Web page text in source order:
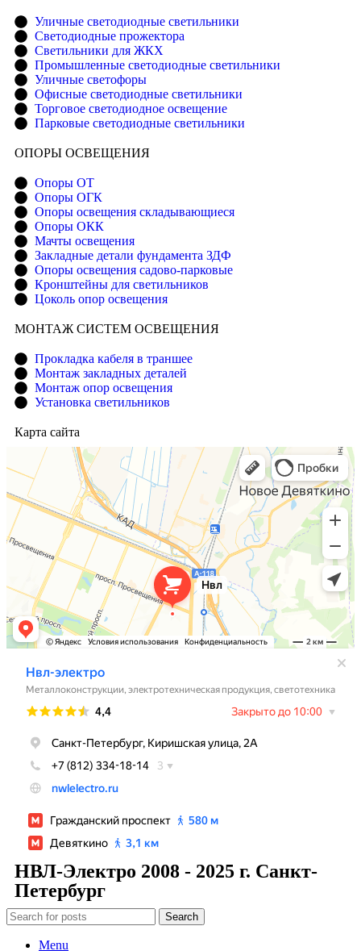
Уличные светодиодные светильники
Светодиодные прожектора
Светильники для ЖКХ
Промышленные светодиодные светильники
Уличные светофоры
Офисные светодиодные светильники
Торговое светодиодное освещение
Парковые светодиодные светильники
ОПОРЫ ОСВЕЩЕНИЯ
Опоры ОТ
Опоры ОГК
Опоры освещения складывающиеся
Опоры ОКК
Мачты освещения
Закладные детали фундамента ЗДФ
Опоры освещения садово-парковые
Кронштейны для светильников
Цоколь опор освещения
МОНТАЖ СИСТЕМ ОСВЕЩЕНИЯ
Прокладка кабеля в траншее
Монтаж закладных деталей
Монтаж опор освещения
Установка светильников
Карта сайта
НВЛ-Электро 2008 - 2025 г. Санкт-
Петербург
Search
Menu